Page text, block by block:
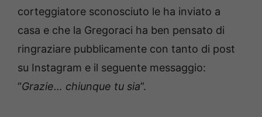
corteggiatore sconosciuto le ha inviato a
casa e che la Gregoraci ha ben pensato di
ringraziare pubblicamente con tanto di post
su Instagram e il seguente messaggio:
“Grazie… chiunque tu sia”.